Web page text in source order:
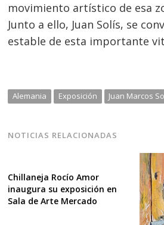
movimiento artístico de esa
Junto a ello, Juan Solís, se
estable de esta importante
Alemania Exposición Juan Marcos
NOTICIAS RELACIONADAS
Chillaneja Rocío Amor
inaugura su exposición en
Sala de Arte Mercado